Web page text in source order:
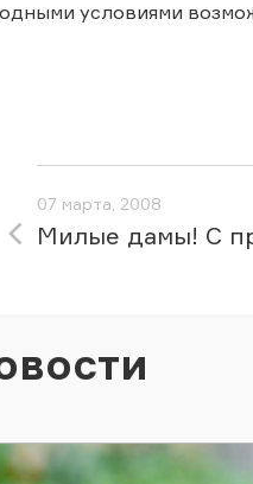
условиями
07 марта, 2008
Милые дамы! С